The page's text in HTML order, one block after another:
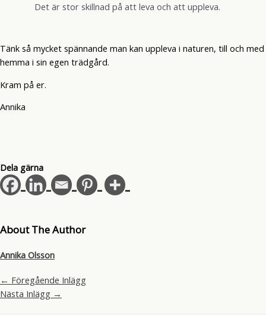
Det är stor skillnad på att leva och att uppleva.
Tänk så mycket spännande man kan uppleva i naturen, till och med
hemma i sin egen trädgård.
Kram på er.
Annika
Dela gärna
About The Author
Annika Olsson
← Föregående Inlägg
Nästa Inlägg →